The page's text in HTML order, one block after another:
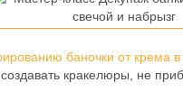
баночки от крема
кракелюры, не